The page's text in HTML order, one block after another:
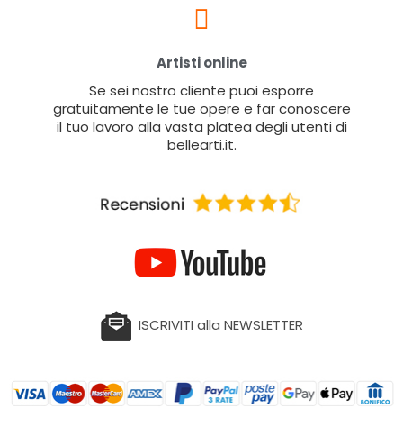
Artisti online
Se sei nostro cliente puoi esporre
gratuitamente le tue opere e far conoscere
il tuo lavoro alla vasta platea degli utenti di
bellearti.it.
ISCRIVITI alla NEWSLETTER